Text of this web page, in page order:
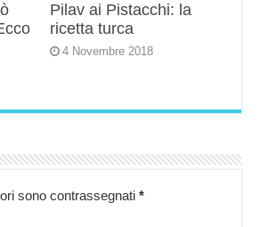
Pilav ai Pistacchi: la
ricetta turca
4 Novembre 2018
sono contrassegnati *